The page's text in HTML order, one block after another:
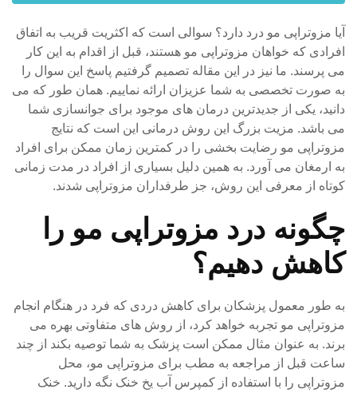
آیا مزوتراپی مو درد دارد؟ سوالی است که اکثریت قریب به اتفاق
افرادی که خواهان مزوتراپی مو هستند، قبل از اقدام به این کار
می پرسند. ما نیز در این مقاله تصمیم گرفتیم پاسخ این سوال را
به صورت تخصصی به شما عزیزان ارائه نماییم. همان طور که می
دانید، یکی از جدیدترین درمان های موجود برای جوانسازی شما
می باشد. مزیت بزرگ این روش درمانی این است که نتایج
مزوتراپی مو رضایت بخشی را در کمترین زمان ممکن برای افراد
به ارمغان می آورد. به همین دلیل بسیاری از افراد در مدت زمانی
کوتاه از معرفی این روش، جز طرفداران مزوتراپی شدند.
چگونه درد مزوتراپی مو را
کاهش دهیم؟
به طور معمول پزشکان برای کاهش دردی که فرد در هنگام انجام
مزوتراپی مو تجربه خواهد کرد، از روش های متفاوتی بهره می
برند. به عنوان مثال ممکن است پزشک به شما توصیه بکند از چند
ساعت قبل از مراجعه به مطب برای مزوتراپی مو، محل
مزوتراپی را با استفاده از کمپرس آب یخ خنک نگه دارید. خنک